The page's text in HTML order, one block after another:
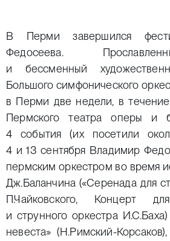
В Перми завершился
Федосеева.
и бессменный
Большого симфонического
в Перми две недели, в
Пермского театра оперы и
4 события (их посетили
4 и 13 сентября Владимир
пермским оркестром во время
Дж.Баланчина («Серенада для
П.Чайковского, Концерт
и струнного оркестра
невеста» (Н.Римский-